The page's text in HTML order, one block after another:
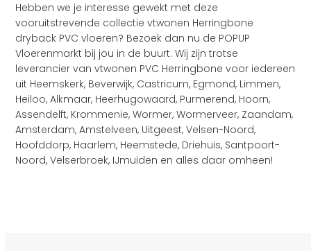
Hebben we je interesse gewekt met deze
vooruitstrevende collectie vtwonen Herringbone
dryback PVC vloeren? Bezoek dan nu de POPUP
Vloerenmarkt bij jou in de buurt. Wij zijn trotse
leverancier van vtwonen PVC Herringbone voor iedereen
uit Heemskerk, Beverwijk, Castricum, Egmond, Limmen,
Heiloo, Alkmaar, Heerhugowaard, Purmerend, Hoorn,
Assendelft, Krommenie, Wormer, Wormerveer, Zaandam,
Amsterdam, Amstelveen, Uitgeest, Velsen-Noord,
Hoofddorp, Haarlem, Heemstede, Driehuis, Santpoort-
Noord, Velserbroek, IJmuiden en alles daar omheen!